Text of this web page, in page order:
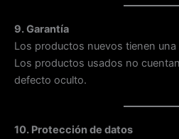
9. Garantía
Los productos nuevos tienen una
Los productos usados no
defecto oculto.
10. Protección de datos